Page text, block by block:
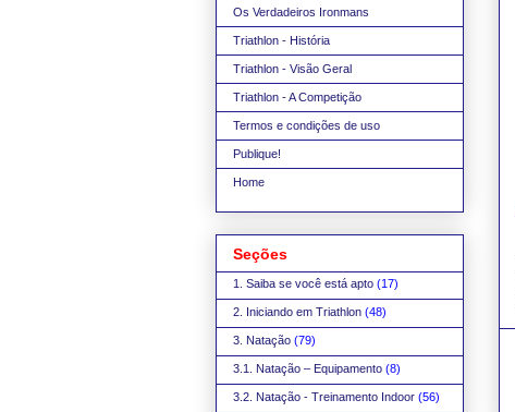
Os Verdadeiros Ironmans
Triathlon - História
Triathlon - Visão Geral
Triathlon - A Competição
Termos e condições de uso
Publique!
Home
Seções
1. Saiba se você está apto (17)
2. Iniciando em Triathlon (48)
3. Natação (79)
3.1. Natação – Equipamento (8)
3.2. Natação - Treinamento Indoor (56)